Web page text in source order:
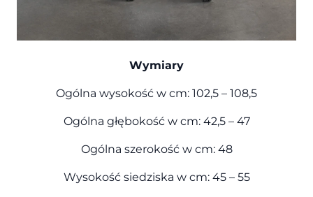
Wymiary
Ogólna wysokość w cm: 102,5 – 108,5
Ogólna głębokość w cm: 42,5 – 47
Ogólna szerokość w cm: 48
Wysokość siedziska w cm: 45 – 55